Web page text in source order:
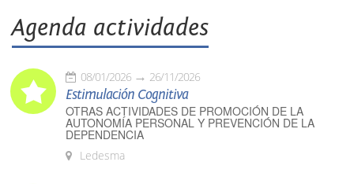
Agenda actividades
08/01/2026 26/11/2026
Estimulación Cognitiva
OTRAS ACTIVIDADES DE PROMOCIÓN DE LA
AUTONOMÍA PERSONAL Y PREVENCIÓN DE LA
DEPENDENCIA
Ledesma